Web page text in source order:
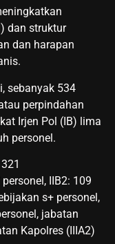
dan struktur
dan harapan
sebanyak 534
perpindahan
Irjen Pol (IB) lima
personel.
IIB2: 109
s+ personel,
jabatan
Kapolres (IIIA2)